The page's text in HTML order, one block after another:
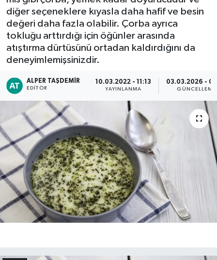
diğer seçeneklere kıyasla daha hafif ve besin
değeri daha fazla olabilir. Çorba ayrıca
tokluğu arttırdığı için öğünler arasında
atıştırma dürtüsünü ortadan kaldırdığını da
deneyimlemişsinizdir.
ALPER TAŞDEMIR
EDITÖR
10.03.2022 - 11:13
YAYINLANMA
03.03.2026 -
GÜNCELLEME